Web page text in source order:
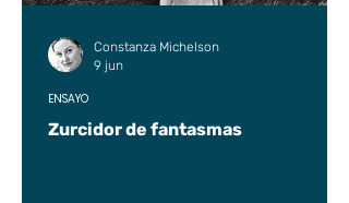
Zurcidor de fantasmas
ENSAYO
Constanza Michelson
9 jun